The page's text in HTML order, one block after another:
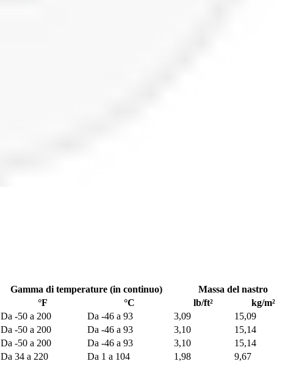
Gamma di temperature (in continuo)
Massa del nastro
°F °C lb/ft²
kg/m²
Da -50 a 200 Da -46 a 93 3,09
15,09
Da -50 a 200 Da -46 a 93 3,10
15,14
Da -50 a 200 Da -46 a 93 3,10
15,14
Da 34 a 220 Da 1 a 104 1,98 9,67